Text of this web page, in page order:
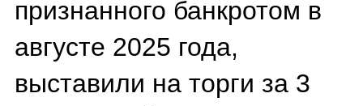
напылением. Торги
проходили на понижение
цены.